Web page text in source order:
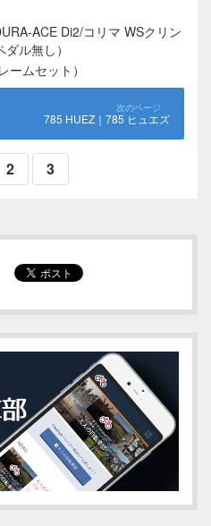
ACE Di2/コリマ WSクリン
ル無し）
ムセット）
785 HUEZ｜785 ヒュエズ
2 3